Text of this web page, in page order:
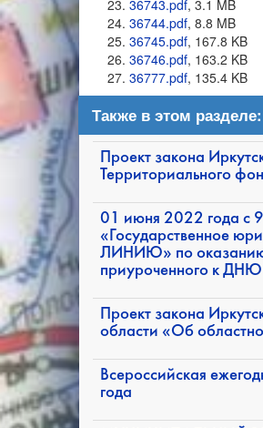
36743.pdf, 3.1 MB
36744.pdf, 8.8 MB
36745.pdf, 167.8 KB
36746.pdf, 163.2 KB
36777.pdf, 135.4 KB
Также в этом разделе:
Проект закона
Территориального
01 июня 2022 года с 9
«Государственное
ЛИНИЮ» по оказанию
приуроченного к
Проект закона
области «Об
Всероссийская
года